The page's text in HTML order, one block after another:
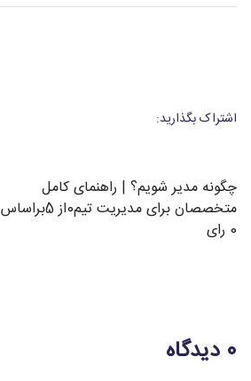
اشتراک بگذارید:
چگونه مدیر شویم؟ | راهنمای کامل
متخصصان برای مدیریت تیم0از5براساس
0 رای
0 دیدگاه